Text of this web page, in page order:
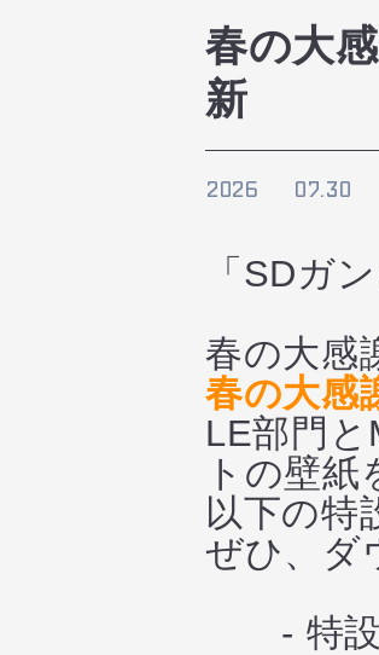
春の大
新
2026 07.30
「SDガ
春の大感
春の大感
LE部門
トの壁紙
以下の特
ぜひ、ダ
- 特設